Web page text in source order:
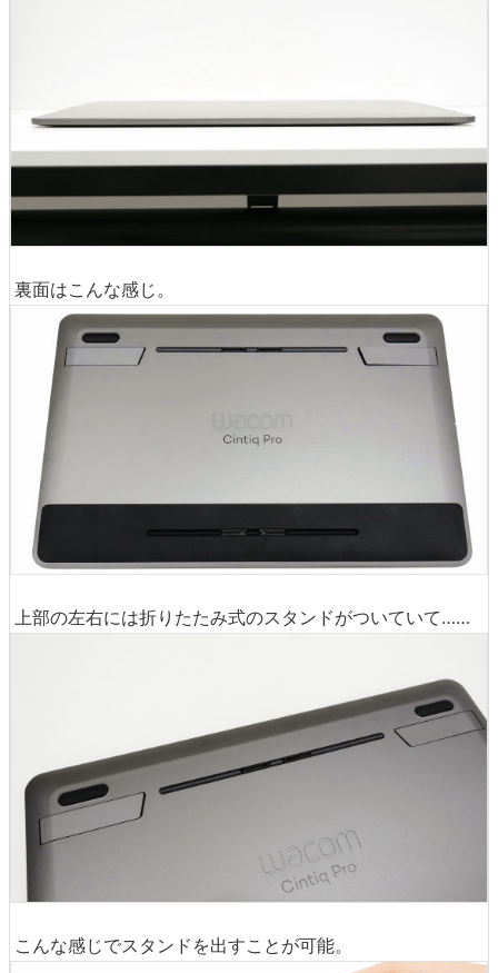
裏面はこんな感じ。
上部の左右には折りたたみ式のスタンドがついていて……
こんな感じでスタンドを出すことが可能。